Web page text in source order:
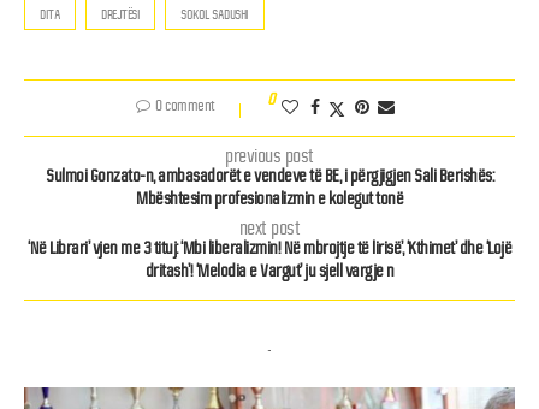
DITA DREJTËSI SOKOL SADUSHI
0 comment 0
previous post
Sulmoi Gonzato-n, ambasadorët e vendeve të BE, i përgjigjen Sali Berishës:
Mbështesim profesionalizmin e kolegut tonë
next post
‘Në Librari’ vjen me 3 tituj: ‘Mbi liberalizmin! Në mbrojtje të lirisë’, ‘Kthimet’ dhe ‘Lojë
dritash’! ‘Melodia e Vargut’ ju sjell vargje n